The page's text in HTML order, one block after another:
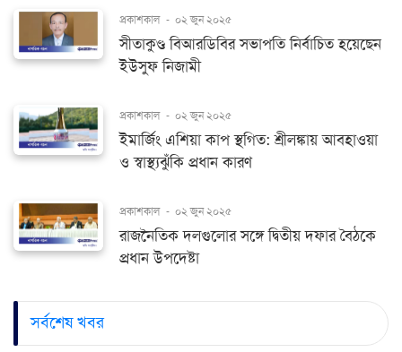
প্রকাশকাল - ০২ জুন ২০২৫
সীতাকুণ্ড বিআরডিবির সভাপতি নির্বাচিত হয়েছেন
ইউসুফ নিজামী
প্রকাশকাল - ০২ জুন ২০২৫
ইমার্জিং এশিয়া কাপ স্থগিত: শ্রীলঙ্কায় আবহাওয়া
ও স্বাস্থ্যঝুঁকি প্রধান কারণ
প্রকাশকাল - ০২ জুন ২০২৫
রাজনৈতিক দলগুলোর সঙ্গে দ্বিতীয় দফার বৈঠকে
প্রধান উপদেষ্টা
সর্বশেষ খবর